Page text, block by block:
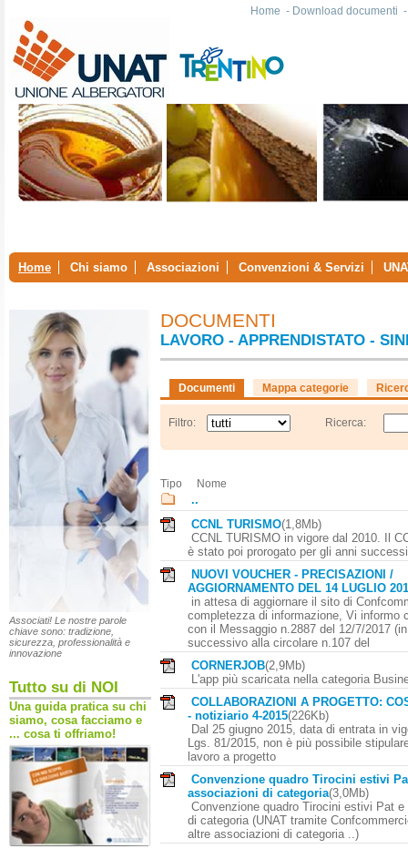
Home - Download documenti
Home Chi siamo Associazioni Convenzioni & Servizi
Associati! Le nostre parole
chiave sono: tradizione,
sicurezza, professionalità e
innovazione
Tutto su di NOI
Una guida pratica su chi
siamo, cosa facciamo e
... cosa ti offriamo!
DOCUMENTI
LAVORO - APPRENDISTATO -
Documenti Mappa categorie
Filtro: Ricerca:
Tipo Nome
..
CCNL TURISMO(1,8Mb)
CCNL TURISMO in vigore dal 2010. Il
è stato poi prorogato per gli anni
NUOVI VOUCHER - PRECISAZIONI /
AGGIORNAMENTO DEL 14 LUGLIO
in attesa di aggiornare il sito di
completezza di informazione, Vi informo
con il Messaggio n.2887 del 12/7/2017
successivo alla circolare n.107 del
CORNERJOB(2,9Mb)
L'app più scaricata nella categoria
COLLABORAZIONI A PROGETTO:
- notiziario 4-2015(226Kb)
Dal 25 giugno 2015, data di entrata in
Lgs. 81/2015, non è più possibile
lavoro a progetto
Convenzione quadro Tirocini estivi
associazioni di categoria(3,0Mb)
Convenzione quadro Tirocini estivi Pat
di categoria (UNAT tramite
altre associazioni di categoria ..)